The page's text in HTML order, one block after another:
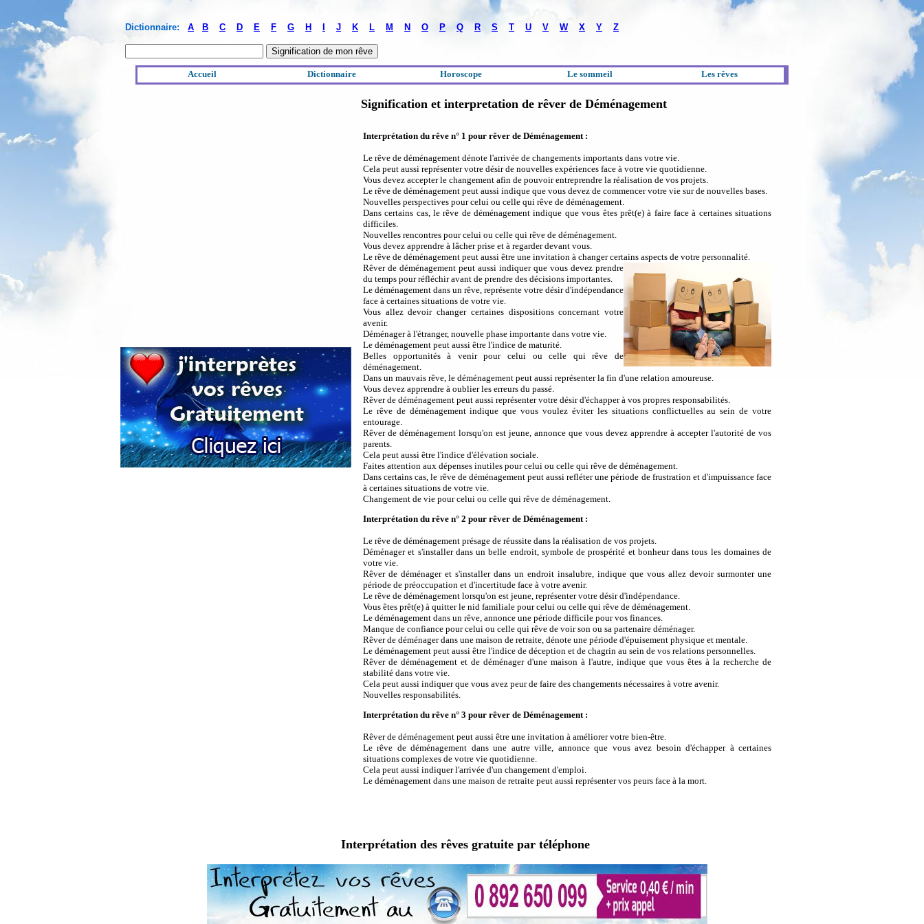
Dictionnaire: A B C D E F G H J K L M N O P Q R S T U V W X Y Z
Accueil Dictionnaire Horoscope Le sommeil Les rêves
Signification et interpretation de rêver de Déménagement
Interprétation du rêve n° 1 pour rêver de Déménagement :
Le rêve de déménagement dénote l'arrivée de changements importants dans votre vie.
Cela peut aussi représenter votre désir de nouvelles expériences face à votre vie quotidienne.
Vous devez accepter le changement afin de pouvoir entreprendre la réalisation de vos projets.
Le rêve de déménagement peut aussi indique que vous devez de commencer votre vie sur de nouvelles bases.
Nouvelles perspectives pour celui ou celle qui rêve de déménagement.
Dans certains cas, le rêve de déménagement indique que vous êtes prêt(e) à faire face à certaines situations
difficiles.
Nouvelles rencontres pour celui ou celle qui rêve de déménagement.
Vous devez apprendre à lâcher prise et à regarder devant vous.
Le rêve de déménagement peut aussi être une invitation à changer certains aspects de votre personnalité.
Rêver de déménagement peut aussi indiquer que vous devez prendre
du temps pour réfléchir avant de prendre des décisions importantes.
Le déménagement dans un rêve, représente votre désir d'indépendance
face à certaines situations de votre vie.
Vous allez devoir changer certaines dispositions concernant votre
avenir.
Déménager à l'étranger, nouvelle phase importante dans votre vie.
Le déménagement peut aussi être l'indice de maturité.
Belles opportunités à venir pour celui ou celle qui rêve de
déménagement.
Dans un mauvais rêve, le déménagement peut aussi représenter la fin d'une relation amoureuse.
Vous devez apprendre à oublier les erreurs du passé.
Rêver de déménagement peut aussi représenter votre désir d'échapper à vos propres responsabilités.
Le rêve de déménagement indique que vous voulez éviter les situations conflictuelles au sein de votre
entourage.
Rêver de déménagement lorsqu'on est jeune, annonce que vous devez apprendre à accepter l'autorité de vos
parents.
Cela peut aussi être l'indice d'élévation sociale.
Faites attention aux dépenses inutiles pour celui ou celle qui rêve de déménagement.
Dans certains cas, le rêve de déménagement peut aussi refléter une période de frustration et d'impuissance face
à certaines situations de votre vie.
Changement de vie pour celui ou celle qui rêve de déménagement.
Interprétation du rêve n° 2 pour rêver de Déménagement :
Le rêve de déménagement présage de réussite dans la réalisation de vos projets.
Déménager et s'installer dans un belle endroit, symbole de prospérité et bonheur dans tous les domaines de
votre vie.
Rêver de déménager et s'installer dans un endroit insalubre, indique que vous allez devoir surmonter une
période de préoccupation et d'incertitude face à votre avenir.
Le rêve de déménagement lorsqu'on est jeune, représenter votre désir d'indépendance.
Vous êtes prêt(e) à quitter le nid familiale pour celui ou celle qui rêve de déménagement.
Le déménagement dans un rêve, annonce une période difficile pour vos finances.
Manque de confiance pour celui ou celle qui rêve de voir son ou sa partenaire déménager.
Rêver de déménager dans une maison de retraite, dénote une période d'épuisement physique et mentale.
Le déménagement peut aussi être l'indice de déception et de chagrin au sein de vos relations personnelles.
Rêver de déménagement et de déménager d'une maison à l'autre, indique que vous êtes à la recherche de
stabilité dans votre vie.
Cela peut aussi indiquer que vous avez peur de faire des changements nécessaires à votre avenir.
Nouvelles responsabilités.
Interprétation du rêve n° 3 pour rêver de Déménagement :
Rêver de déménagement peut aussi être une invitation à améliorer votre bien-être.
Le rêve de déménagement dans une autre ville, annonce que vous avez besoin d'échapper à certaines
situations complexes de votre vie quotidienne.
Cela peut aussi indiquer l'arrivée d'un changement d'emploi.
Le déménagement dans une maison de retraite peut aussi représenter vos peurs face à la mort.
Interprétation des rêves gratuite par téléphone